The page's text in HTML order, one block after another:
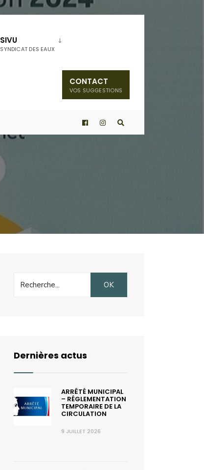
SIVU
SYNDICAT DES EAUX
CONTACT
VOS SUGGESTIONS
for:
OK
Dernières actus
ARRÊTÉ MUNICIPAL
– RÉGLEMENTATION
TEMPORAIRE DE LA
CIRCULATION
9 JUILLET 2026